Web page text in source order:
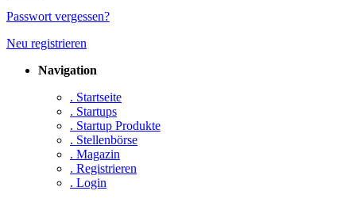
Passwort vergessen?
Neu registrieren
Navigation
. Startseite
. Startups
. Startup Produkte
. Stellenbörse
. Magazin
. Registrieren
. Login